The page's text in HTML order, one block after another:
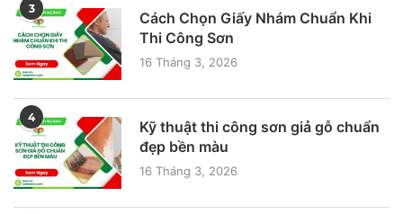
3
Cách Chọn Giấy Nhám Chuẩn Khi
Thi Công Sơn
16 Tháng 3, 2026
4
Kỹ thuật thi công sơn giả gỗ chuẩn
đẹp bền màu
16 Tháng 3, 2026